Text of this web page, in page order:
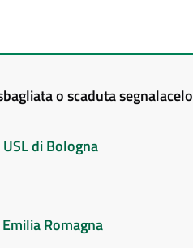
o scaduta segnalacelo
di Bologna
Romagna